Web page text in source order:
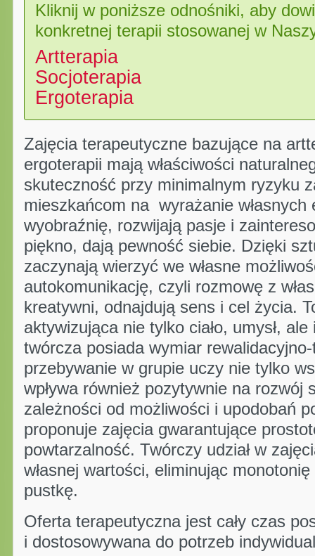
Kliknij w poniższe odnośniki, aby
konkretnej terapii stosowanej w
Artterapia
Socjoterapia
Ergoterapia
Zajęcia terapeutyczne bazujące na
ergoterapii mają właściwości
skuteczność przy minimalnym ryzyku
mieszkańcom na wyrażanie własnych
wyobraźnię, rozwijają pasje i
piękno, dają pewność siebie. Dzięki
zaczynają wierzyć we własne
autokomunikację, czyli rozmowę z
kreatywni, odnajdują sens i cel życia.
aktywizująca nie tylko ciało, umysł,
twórcza posiada wymiar
przebywanie w grupie uczy nie tylko
wpływa również pozytywnie na rozwój
zależności od możliwości i upodobań
proponuje zajęcia gwarantujące
powtarzalność. Twórczy udział w
własnej wartości, eliminując
pustkę.
Oferta terapeutyczna jest cały czas
i dostosowywana do potrzeb